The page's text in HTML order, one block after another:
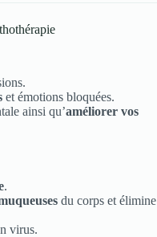
et émotions bloquées.
ainsi qu’améliorer vos
.
du corps et élimine
virus.